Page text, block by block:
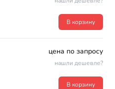
В корзину
цена по запросу
нашли дешевле?
В корзину